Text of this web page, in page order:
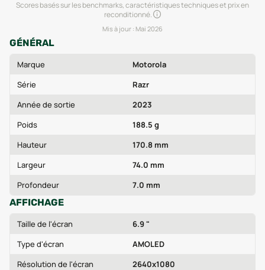
Scores basés sur les benchmarks, caractéristiques techniques et prix en
reconditionné.
Mis à jour : Mai 2026
GÉNÉRAL
Marque
Motorola
Série
Razr
Année de sortie
2023
Poids
188.5 g
Hauteur
170.8 mm
Largeur
74.0 mm
Profondeur
7.0 mm
AFFICHAGE
Taille de l'écran
6.9 "
Type d'écran
AMOLED
Résolution de l'écran
2640x1080